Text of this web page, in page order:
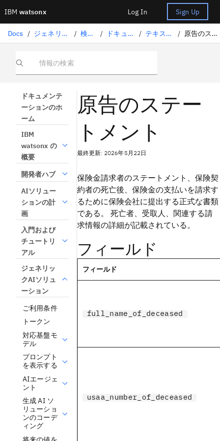
IBM watsonx Log In Sign Up
Docs / ジェネリックAIソリューション / 検索拡張生成 / ドキュメントを理解する / テキスト処理パラメータ / 原告のステートメントスキーマ
情報の検索
ドキュメンテ
ーションのホ
ーム
IBM
watsonx の
概要
開発者ハブ
AIソリュー
ションの計
画
入門および
チュートリ
アル
ジェネリッ
クAIソリュ
ーション
ご利用条件
トークン
対応基盤モ
デル
プロンプト
を表示する
AIエージェ
ント
生成 AI ソ
リューショ
ンのコーデ
ィング
原告のステー
トメント
最終更新: 2026年5月22日
保険金請求者のステートメント、保険契
約者の死亡後、保険金の支払いを請求す
るために保険会社に提出する正式な書類
である。 死亡者、受取人、関連する請
求情報の詳細が記載されている。
フィールド
フィールド
full_name_of_deceased
usaa_number_of_deceased